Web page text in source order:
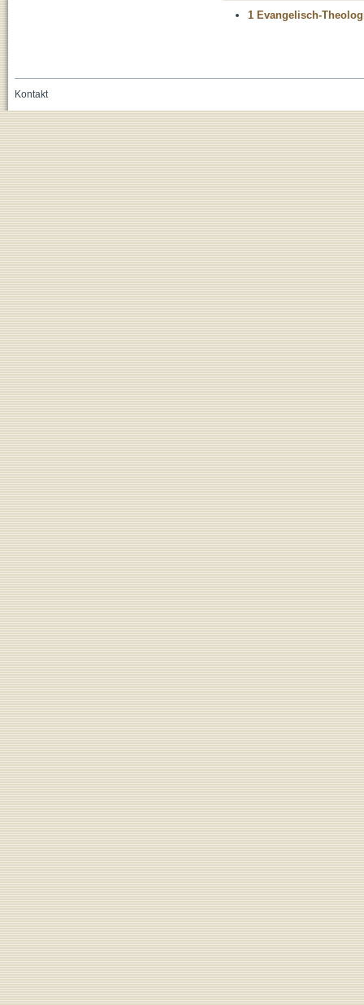
1 Evangelisch-
Kontakt